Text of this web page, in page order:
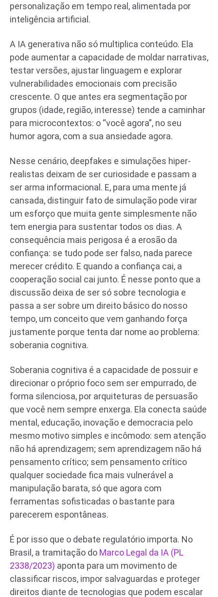
personalização em tempo real, alimentada por
inteligência artificial.
A IA generativa não só multiplica conteúdo. Ela
pode aumentar a capacidade de moldar narrativas,
testar versões, ajustar linguagem e explorar
vulnerabilidades emocionais com precisão
crescente. O que antes era segmentação por
grupos (idade, região, interesse) tende a caminhar
para microcontextos: o “você agora”, no seu
humor agora, com a sua ansiedade agora.
Nesse cenário, deepfakes e simulações hiper-
realistas deixam de ser curiosidade e passam a
ser arma informacional. E, para uma mente já
cansada, distinguir fato de simulação pode virar
um esforço que muita gente simplesmente não
tem energia para sustentar todos os dias. A
consequência mais perigosa é a erosão da
confiança: se tudo pode ser falso, nada parece
merecer crédito. E quando a confiança cai, a
cooperação social cai junto. É nesse ponto que a
discussão deixa de ser só sobre tecnologia e
passa a ser sobre um direito básico do nosso
tempo, um conceito que vem ganhando força
justamente porque tenta dar nome ao problema:
soberania cognitiva.
Soberania cognitiva é a capacidade de possuir e
direcionar o próprio foco sem ser empurrado, de
forma silenciosa, por arquiteturas de persuasão
que você nem sempre enxerga. Ela conecta saúde
mental, educação, inovação e democracia pelo
mesmo motivo simples e incômodo: sem atenção
não há aprendizagem; sem aprendizagem não há
pensamento crítico; sem pensamento crítico
qualquer sociedade fica mais vulnerável a
manipulação barata, só que agora com
ferramentas sofisticadas o bastante para
parecerem espontâneas.
É por isso que o debate regulatório importa. No
Brasil, a tramitação do Marco Legal da IA (PL
2338/2023) aponta para um movimento de
classificar riscos, impor salvaguardas e proteger
direitos diante de tecnologias que podem escalar